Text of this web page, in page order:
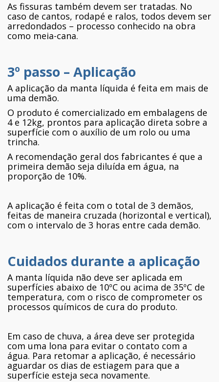
As fissuras também devem ser tratadas. No
caso de cantos, rodapé e ralos, todos devem ser
arredondados – processo conhecido na obra
como meia-cana.
3º passo – Aplicação
A aplicação da manta líquida é feita em mais de
uma demão.
O produto é comercializado em embalagens de
4 e 12kg, prontos para aplicação direta sobre a
superfície com o auxílio de um rolo ou uma
trincha.
A recomendação geral dos fabricantes é que a
primeira demão seja diluída em água, na
proporção de 10%.
A aplicação é feita com o total de 3 demãos,
feitas de maneira cruzada (horizontal e vertical),
com o intervalo de 3 horas entre cada demão.
Cuidados durante a aplicação
A manta líquida não deve ser aplicada em
superfícies abaixo de 10ºC ou acima de 35ºC de
temperatura, com o risco de comprometer os
processos químicos de cura do produto.
Em caso de chuva, a área deve ser protegida
com uma lona para evitar o contato com a
água. Para retomar a aplicação, é necessário
aguardar os dias de estiagem para que a
superfície esteja seca novamente.